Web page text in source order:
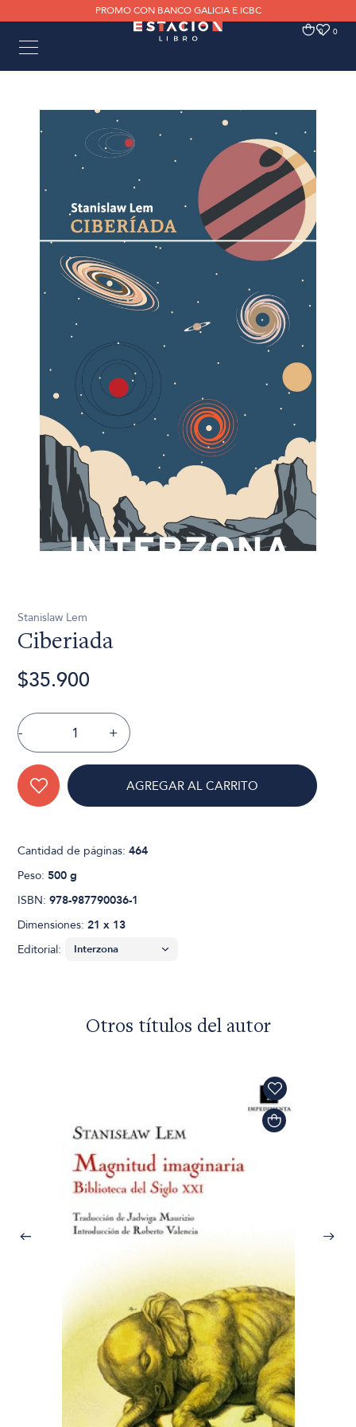
PROMO CON BANCO GALICIA E ICBC
0 0
Stanislaw Lem
Ciberiada
$35.900
- +
AGREGAR AL CARRITO
Cantidad de páginas:464
Peso:500 g
ISBN:978-987790036-1
Dimensiones:21 x 13
Editorial:
Otros títulos del autor